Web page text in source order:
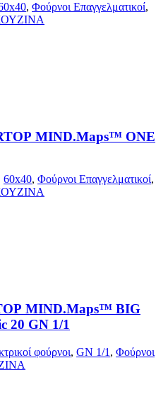
, Φούρνοι Επαγγελματικοί,
MIND.Maps™ ONE
60x40, Φούρνοι Επαγγελματικοί,
MIND.Maps™ BIG
20 GN 1/1
φούρνοι, GN 1/1 , Φούρνοι